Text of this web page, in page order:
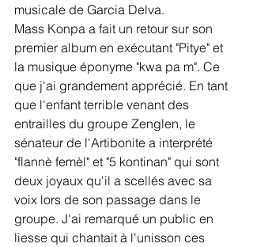
musicale de Garcia Delva.
Mass Konpa a fait un retour sur son
premier album en exécutant "Pitye" et
la musique éponyme "kwa pa m". Ce
que j'ai grandement apprécié. En tant
que l'enfant terrible venant des
entrailles du groupe Zenglen, le
sénateur de l'Artibonite a interprété
"flannè femèl" et "5 kontinan" qui sont
deux joyaux qu'il a scellés avec sa
voix lors de son passage dans le
groupe. J'ai remarqué un public en
liesse qui chantait à l'unisson ces